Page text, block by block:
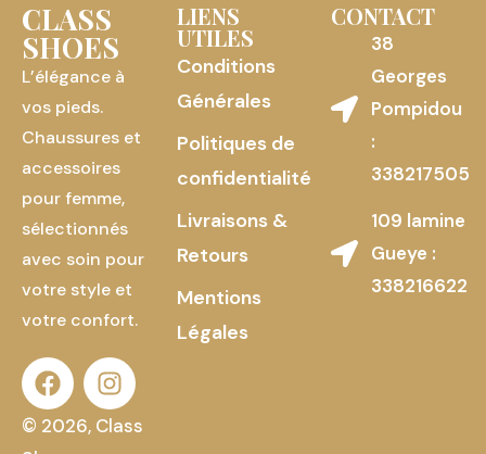
CLASS
SHOES
L’élégance à
vos pieds.
Chaussures et
accessoires
pour femme,
sélectionnés
avec soin pour
votre style et
votre confort.
© 2026, Class
LIENS
UTILES
Conditions
Générales
Politiques de
confidentialité
Livraisons &
Retours
Mentions
Légales
CONTACT
38
Georges
Pompidou
:
338217505
109 lamine
Gueye :
338216622